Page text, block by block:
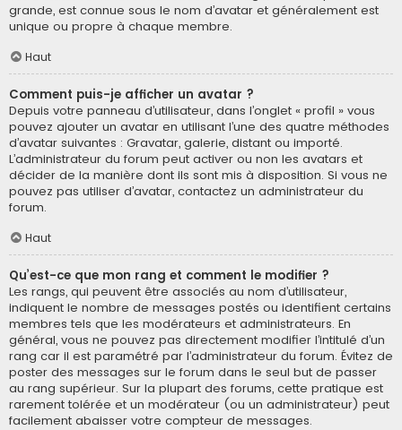
grande, est connue sous le nom d’avatar et généralement est
unique ou propre à chaque membre.
Haut
Comment puis-je afficher un avatar ?
Depuis votre panneau d’utilisateur, dans l’onglet « profil » vous
pouvez ajouter un avatar en utilisant l’une des quatre méthodes
d’avatar suivantes : Gravatar, galerie, distant ou importé.
L’administrateur du forum peut activer ou non les avatars et
décider de la manière dont ils sont mis à disposition. Si vous ne
pouvez pas utiliser d’avatar, contactez un administrateur du
forum.
Haut
Qu’est-ce que mon rang et comment le modifier ?
Les rangs, qui peuvent être associés au nom d’utilisateur,
indiquent le nombre de messages postés ou identifient certains
membres tels que les modérateurs et administrateurs. En
général, vous ne pouvez pas directement modifier l’intitulé d’un
rang car il est paramétré par l’administrateur du forum. Évitez de
poster des messages sur le forum dans le seul but de passer
au rang supérieur. Sur la plupart des forums, cette pratique est
rarement tolérée et un modérateur (ou un administrateur) peut
facilement abaisser votre compteur de messages.